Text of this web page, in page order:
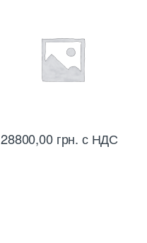
28800,00 грн. с НДС